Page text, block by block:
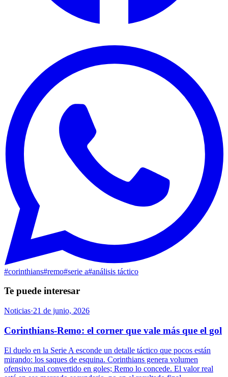
#corinthians#remo#serie a#análisis táctico
Te puede interesar
Noticias·21 de junio, 2026
Corinthians-Remo: el corner que vale más que el gol
El duelo en la Serie A esconde un detalle táctico que pocos están
mirando: los saques de esquina. Corinthians genera volumen
ofensivo mal convertido en goles; Remo lo concede. El valor real